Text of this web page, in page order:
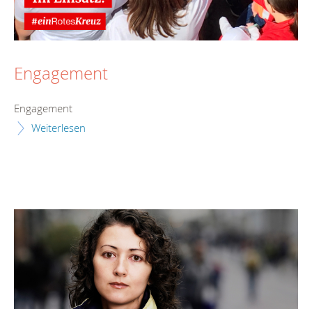
Engagement
Engagement
Weiterlesen